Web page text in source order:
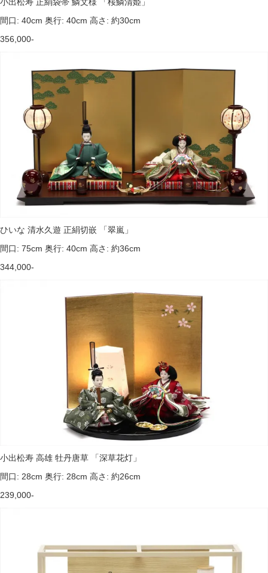
間口: 40cm 奥行: 40cm 高さ: 約30cm
356,000-
ひいな 清水久遊 正絹切嵌 「翠嵐」
間口: 75cm 奥行: 40cm 高さ: 約36cm
344,000-
小出松寿 高雄 牡丹唐草 「深草花灯」
間口: 28cm 奥行: 28cm 高さ: 約26cm
239,000-